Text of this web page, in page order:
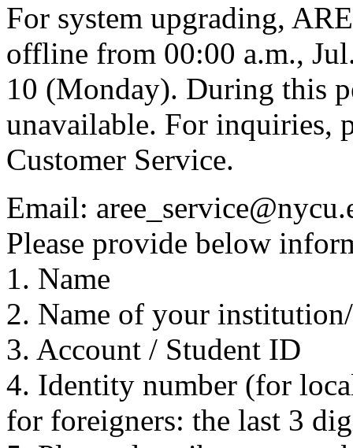
For system upgrading,
offline from 00:00 a.m.,
10 (Monday). During this
unavailable. For inquiries,
Customer Service.
Email:
Please provide below
1. Name
2. Name of your
3. Account / Student ID
4. Identity number (for
for foreigners: the last 3